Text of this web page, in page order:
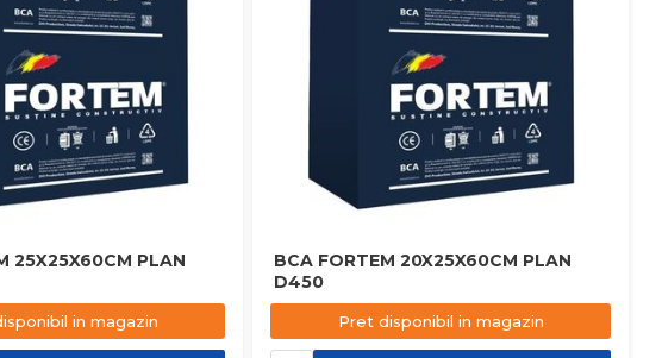
25X25X60CM PLAN
in magazin
BCA FORTEM 20X25X60CM PLAN
D450
Pret disponibil in magazin